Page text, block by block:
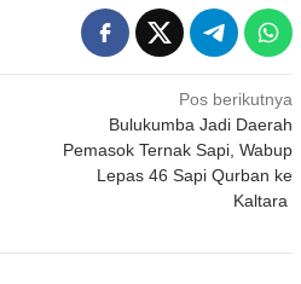
Pos berikutnya
Bulukumba Jadi Daerah
Pemasok Ternak Sapi, Wabup
Lepas 46 Sapi Qurban ke
Kaltara